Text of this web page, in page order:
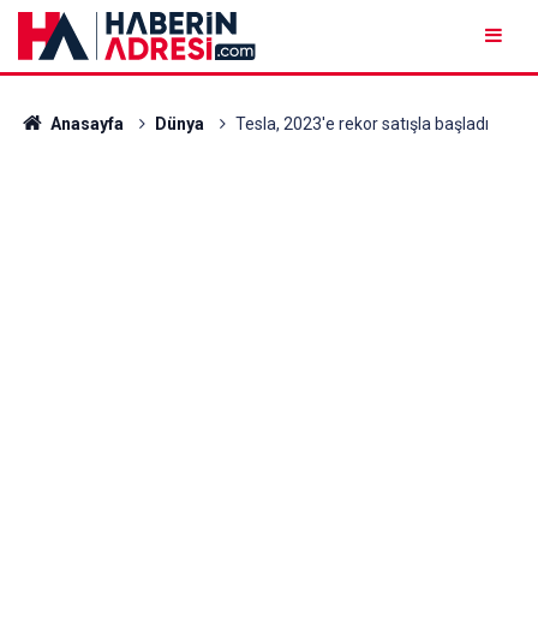
Anasayfa Dünya Tesla, 2023'e rekor satışla başladı